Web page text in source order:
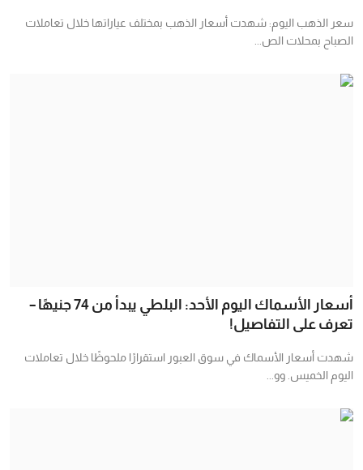
سعر الذهب اليوم: شهدت أسعار الذهب بمختلف عياراتها خلال تعاملات
الصباح بمحلات الص...
أسعار الأسماك اليوم الأحد: البلطي يبدأ من 74 جنيهًا –
تعرف على التفاصيل!
شهدت أسعار الأسماك في سوق العبور استقرارًا ملحوظًا خلال تعاملات
اليوم الخميس. وو...